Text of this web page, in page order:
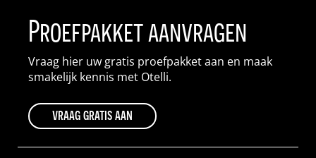
Proefpakket aanvragen
Vraag hier uw gratis proefpakket aan en maak
smakelijk kennis met Otelli.
vraag gratis aan